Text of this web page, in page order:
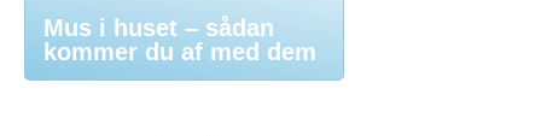
Mus i huset – sådan
kommer du af med dem